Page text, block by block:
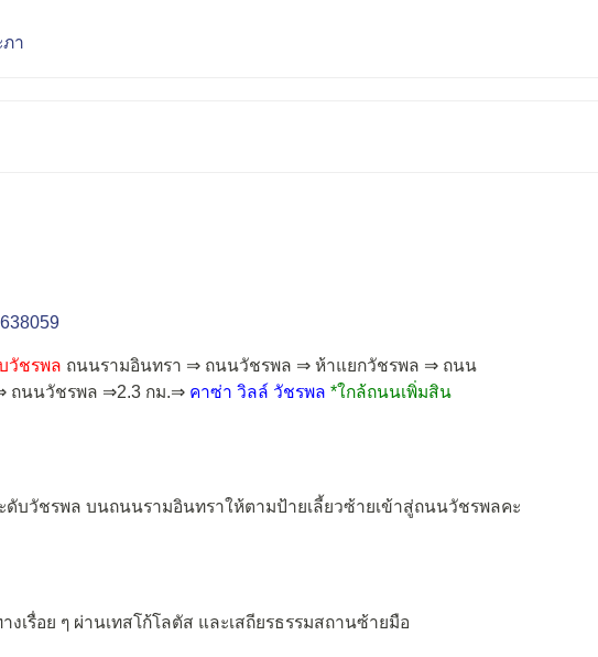
ภา
วัชรพล ถนนรามอินทรา ⇒ ถนนวัชรพล ⇒ ห้าแยกวัชรพล ⇒ ถนน
ถนนวัชรพล ⇒2.3 กม.⇒ คาซ่า วิลล์ วัชรพล *ใกล้ถนนเพิ่มสิน
ะดับวัชรพล บนถนนรามอินทราให้ตามป้ายเลี้ยวซ้ายเข้าสู่ถนนวัชรพลคะ
เรื่อย ๆ ผ่านเทสโก้โลตัส และเสถียรธรรมสถานซ้ายมือ